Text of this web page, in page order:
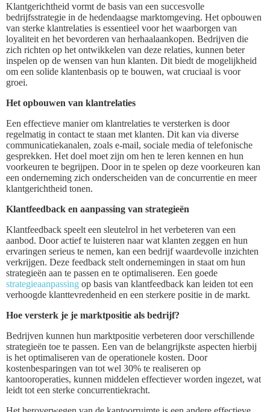
Klantgerichtheid vormt de basis van een succesvolle
bedrijfsstrategie in de hedendaagse marktomgeving. Het opbouwen
van sterke klantrelaties is essentieel voor het waarborgen van
loyaliteit en het bevorderen van herhaalaankopen. Bedrijven die
zich richten op het ontwikkelen van deze relaties, kunnen beter
inspelen op de wensen van hun klanten. Dit biedt de mogelijkheid
om een solide klantenbasis op te bouwen, wat cruciaal is voor
groei.
Het opbouwen van klantrelaties
Een effectieve manier om klantrelaties te versterken is door
regelmatig in contact te staan met klanten. Dit kan via diverse
communicatiekanalen, zoals e-mail, sociale media of telefonische
gesprekken. Het doel moet zijn om hen te leren kennen en hun
voorkeuren te begrijpen. Door in te spelen op deze voorkeuren kan
een onderneming zich onderscheiden van de concurrentie en meer
klantgerichtheid tonen.
Klantfeedback en aanpassing van strategieën
Klantfeedback speelt een sleutelrol in het verbeteren van een
aanbod. Door actief te luisteren naar wat klanten zeggen en hun
ervaringen serieus te nemen, kan een bedrijf waardevolle inzichten
verkrijgen. Deze feedback stelt ondernemingen in staat om hun
strategieën aan te passen en te optimaliseren. Een goede
strategieaanpassing op basis van klantfeedback kan leiden tot een
verhoogde klanttevredenheid en een sterkere positie in de markt.
Hoe versterk je je marktpositie als bedrijf?
Bedrijven kunnen hun marktpositie verbeteren door verschillende
strategieën toe te passen. Een van de belangrijkste aspecten hierbij
is het optimaliseren van de operationele kosten. Door
kostenbesparingen van tot wel 30% te realiseren op
kantooroperaties, kunnen middelen effectiever worden ingezet, wat
leidt tot een sterke concurrentiekracht.